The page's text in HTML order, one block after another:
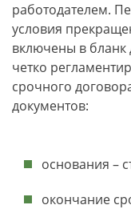
работодателем.
условия
включены в бланк
четко
срочного
документов:
основания –
окончание